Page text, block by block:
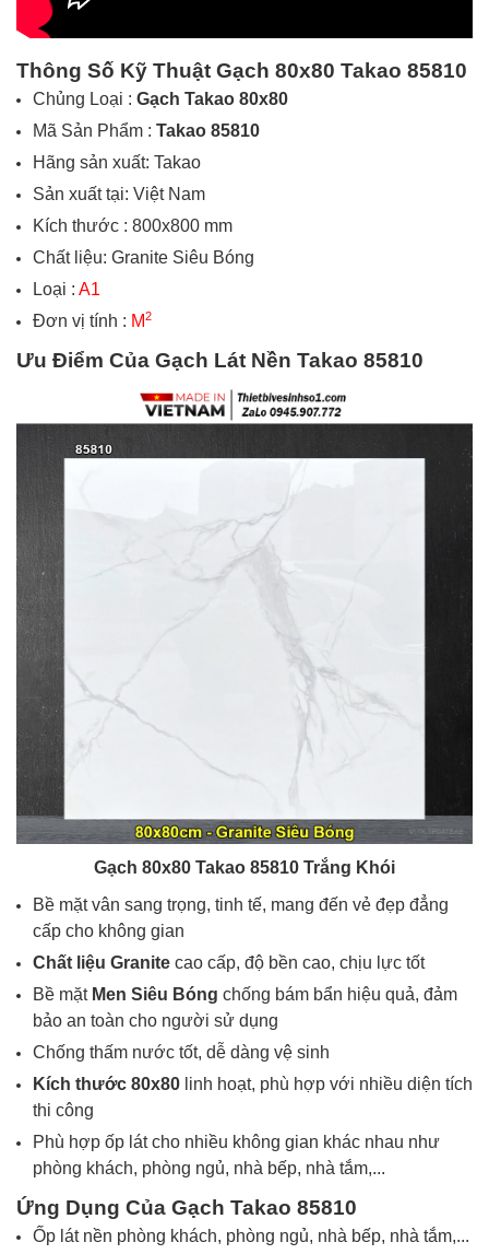
Thông Số Kỹ Thuật Gạch 80x80 Takao 85810
Chủng Loại : Gạch Takao 80x80
Mã Sản Phẩm : Takao 85810
Hãng sản xuất: Takao
Sản xuất tại: Việt Nam
Kích thước : 800x800 mm
Chất liệu: Granite Siêu Bóng
Loại : A1
Đơn vị tính : M2
Ưu Điểm Của Gạch Lát Nền Takao 85810
Gạch 80x80 Takao 85810 Trắng Khói
Bề mặt vân sang trọng, tinh tế, mang đến vẻ đẹp đẳng
cấp cho không gian
Chất liệu Granite cao cấp, độ bền cao, chịu lực tốt
Bề mặt Men Siêu Bóng chống bám bẩn hiệu quả, đảm
bảo an toàn cho người sử dụng
Chống thấm nước tốt, dễ dàng vệ sinh
Kích thước 80x80 linh hoạt, phù hợp với nhiều diện tích
thi công
Phù hợp ốp lát cho nhiều không gian khác nhau như
phòng khách, phòng ngủ, nhà bếp, nhà tắm,...
Ứng Dụng Của Gạch Takao 85810
Ốp lát nền phòng khách, phòng ngủ, nhà bếp, nhà tắm,...